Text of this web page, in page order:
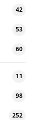
42
53
60
11
98
252